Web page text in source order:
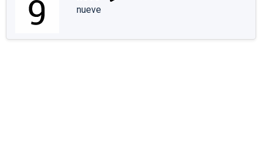
nueve